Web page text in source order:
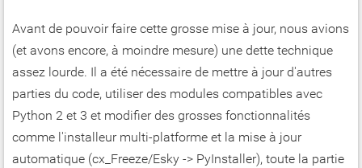
Avant de pouvoir faire cette grosse mise à jour, nous avions
(et avons encore, à moindre mesure) une dette technique
assez lourde. Il a été nécessaire de mettre à jour d'autres
parties du code, utiliser des modules compatibles avec
Python 2 et 3 et modifier des grosses fonctionnalités
comme l'installeur multi-platforme et la mise à jour
automatique (cx_Freeze/Esky -> PyInstaller), toute la partie